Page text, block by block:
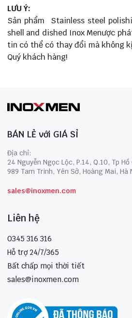
LƯU Ý:
Sản phẩm Stainless steel
shell and dished Inox Menược
tin có thể có thay đổi mà không
Quý khách hàng!
BÁN LẺ với GIÁ SỈ
Địa chỉ:
24 Nguyễn Ngọc Lộc, P.14, Q.10, Tp Hồ
989 Tam Trinh, Yên Sở, Hoàng Mai, Hà
sales@inoxmen.com
Liên hệ
0345 316 316
Hỗ trợ 24/7/365
Bất chấp mọi thời tiết
sales@inoxmen.com